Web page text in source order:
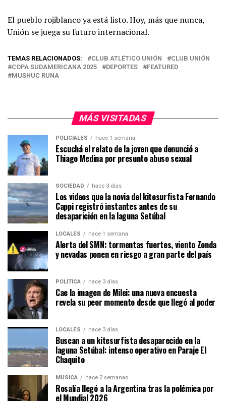
El pueblo rojiblanco ya está listo. Hoy, más que nunca,
Unión se juega su futuro internacional.
TEMAS RELACIONADOS: CLUB ATLÉTICO UNIÓN
CLUB UNIÓN
COPA SUDAMERICANA 2025
DEPORTES
FEATURED
MUSHUC RUNA
MÁS VISITADAS
POLICIALES hace 1 semana
Escuchá el relato de la joven que denunció a
Thiago Medina por presunto abuso sexual
SOCIEDAD hace 3 días
Los videos que la novia del kitesurfista Fernando
Cappi registró instantes antes de su
desaparición en la laguna Setúbal
LOCALES hace 1 semana
Alerta del SMN: tormentas fuertes, viento Zonda
y nevadas ponen en riesgo a gran parte del país
POLÍTICA hace 3 días
Cae la imagen de Milei: una nueva encuesta
revela su peor momento desde que llegó al poder
LOCALES hace 3 días
Buscan a un kitesurfista desaparecido en la
laguna Setúbal: intenso operativo en Paraje El
Chaquito
MÚSICA hace 2 semanas
Rosalía llegó a la Argentina tras la polémica por
el Mundial 2026